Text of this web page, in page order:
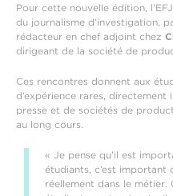
Pour cette nouvelle édition,
du journalisme d’investigation,
rédacteur en chef adjoint chez
dirigeant de la société de
Ces rencontres donnent aux
d’expérience rares, directement
presse et de sociétés de
au long cours.
« Je pense qu’il est
étudiants, c’est important
réellement dans le métier.